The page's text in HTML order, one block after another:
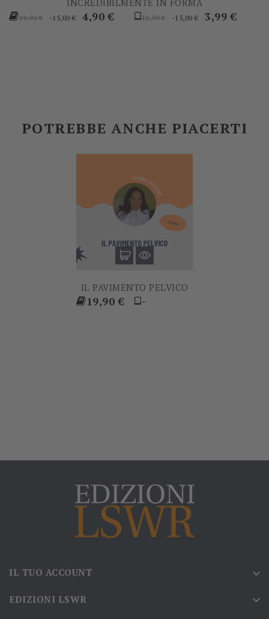
INCREDIBILMENTE IN FORMA
Prezzo
19,90 € -15,00 € Prezzo
4,90 €
Prezzo
13,99 € -15,00 € Prezzo
3,99 €
POTREBBE ANCHE PIACERTI
IL PAVIMENTO PELVICO
Prezzo
19,90 € -
IL TUO ACCOUNT 
EDIZIONI LSWR 